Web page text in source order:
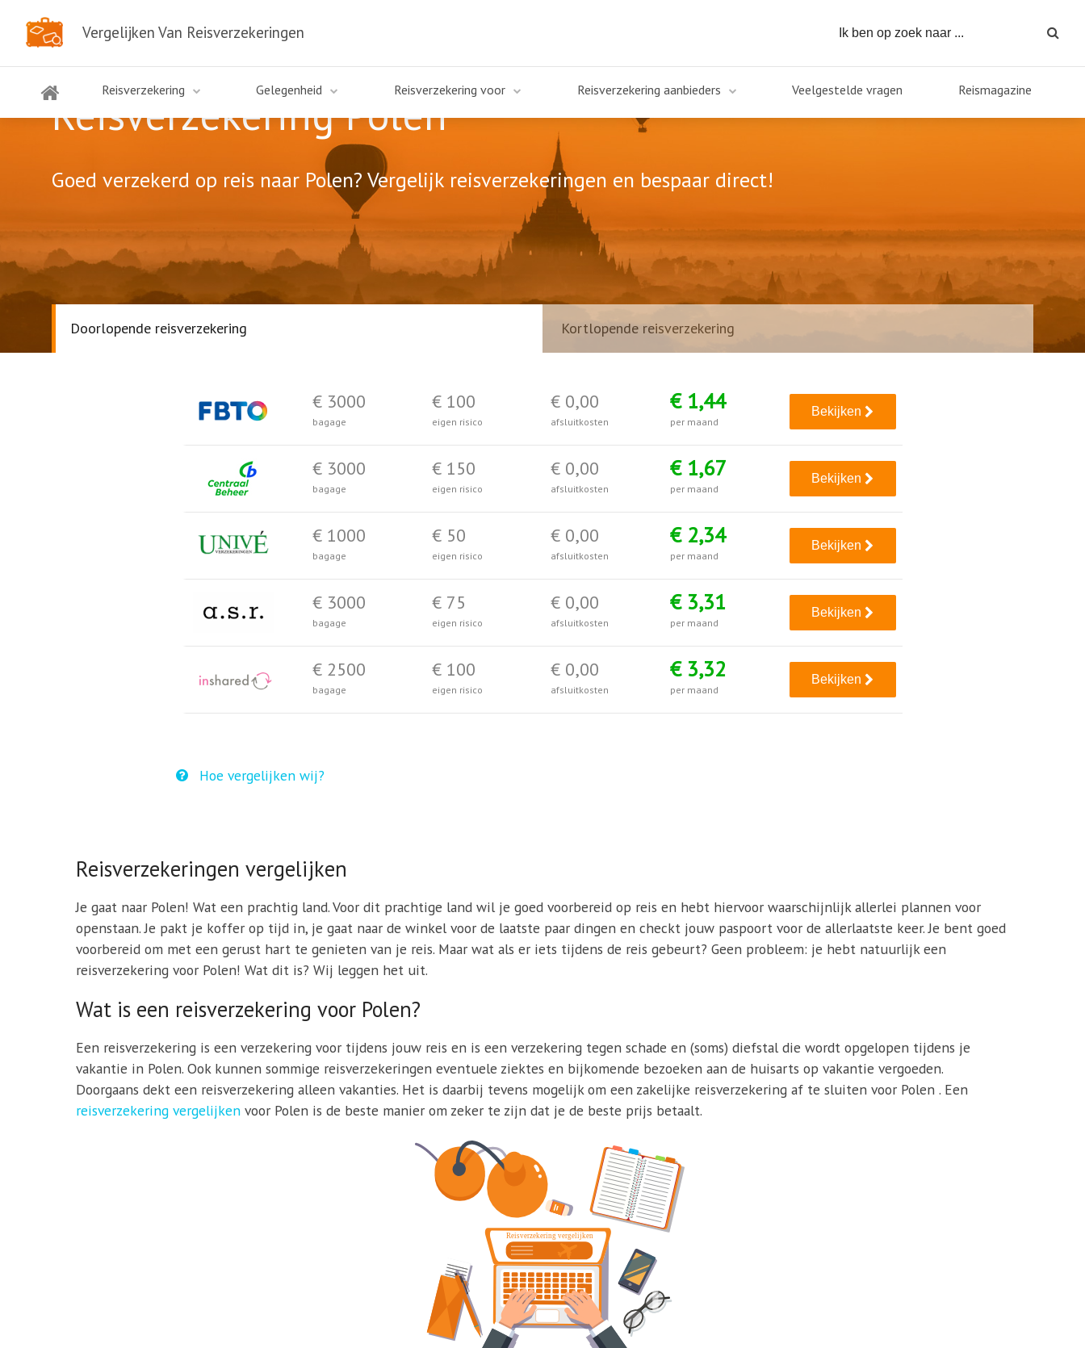
Vergelijken Van Reisverzekeringen
Reisverzekering Gelegenheid Reisverzekering voor Reisverzekering aanbieders Veelgestelde vragen Reismagazine
Reisverzekering Polen
Goed verzekerd op reis naar Polen? Vergelijk reisverzekeringen en bespaar direct!
Doorlopende reisverzekering Kortlopende reisverzekering
€ 3000
bagage
€ 100
eigen risico
€ 0,00
afsluitkosten
€ 1,44
per maand
Bekijken
€ 3000
bagage
€ 150
eigen risico
€ 0,00
afsluitkosten
€ 1,67
per maand
Bekijken
€ 1000
bagage
€ 50
eigen risico
€ 0,00
afsluitkosten
€ 2,34
per maand
Bekijken
€ 3000
bagage
€ 75
eigen risico
€ 0,00
afsluitkosten
€ 3,31
per maand
Bekijken
€ 2500
bagage
€ 100
eigen risico
€ 0,00
afsluitkosten
€ 3,32
per maand
Bekijken
Hoe vergelijken wij?
Reisverzekeringen vergelijken
Je gaat naar Polen! Wat een prachtig land. Voor dit prachtige land wil je goed voorbereid op reis en hebt hiervoor waarschijnlijk allerlei plannen voor
openstaan. Je pakt je koffer op tijd in, je gaat naar de winkel voor de laatste paar dingen en checkt jouw paspoort voor de allerlaatste keer. Je bent goed
voorbereid om met een gerust hart te genieten van je reis. Maar wat als er iets tijdens de reis gebeurt? Geen probleem: je hebt natuurlijk een
reisverzekering voor Polen! Wat dit is? Wij leggen het uit.
Wat is een reisverzekering voor Polen?
Een reisverzekering is een verzekering voor tijdens jouw reis en is een verzekering tegen schade en (soms) diefstal die wordt opgelopen tijdens je
vakantie in Polen. Ook kunnen sommige reisverzekeringen eventuele ziektes en bijkomende bezoeken aan de huisarts op vakantie vergoeden.
Doorgaans dekt een reisverzekering alleen vakanties. Het is daarbij tevens mogelijk om een zakelijke reisverzekering af te sluiten voor Polen . Een
reisverzekering vergelijken voor Polen is de beste manier om zeker te zijn dat je de beste prijs betaalt.